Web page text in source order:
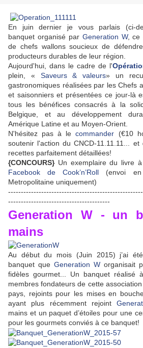
En juin dernier je vous parlais (ci-
banquet organisé par Generation W, ce
de chefs wallons soucieux de
producteurs durables de leur région.
Aujourd'hui, dans le cadre de l'
plein, « Saveurs & valeurs» un
gastronomiques réalisées par les Chefs
et saisonniers et présentées ce jour-là
tous les bénéfices consacrés à la
Belgique, et au développement
Amérique Latine et au Moyen-Orient.
N'hésitez pas à lecommander (€10
soutenir l'action du CNCD-11.11.11...
recettes parfaitement détaillées!
{CONCOURS}Un exemplaire du livre
Facebook de Cook’n’Roll (envoi en
Metropolitaine uniquement)
----------------------------------------
Generation W - un
mains
Au début du mois (Juin 2015) j’ai
banquet que Generation W organisait
fidèles gourmet... Un banquet réalisé
membres fondateurs de cette
pays, rejoints pour les mises en
ayant plus récemment rejoint
mains et un paquet d’étoiles pour une
pour les gourmets conviés à ce banquet!